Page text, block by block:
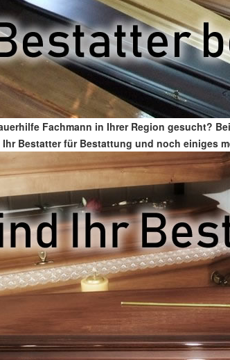
Fachmann in Ihrer Region gesucht?
Bestatter für Bestattung und noch einiges